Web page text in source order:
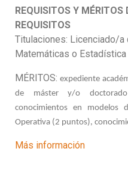
REQUISITOS Y MÉRITOS
REQUISITOS
Titulaciones: Licenciado/a
Matemáticas o Estadística
MÉRITOS:expediente
de máster y/o
conocimientos en modelos
Operativa (2 puntos),
Más información